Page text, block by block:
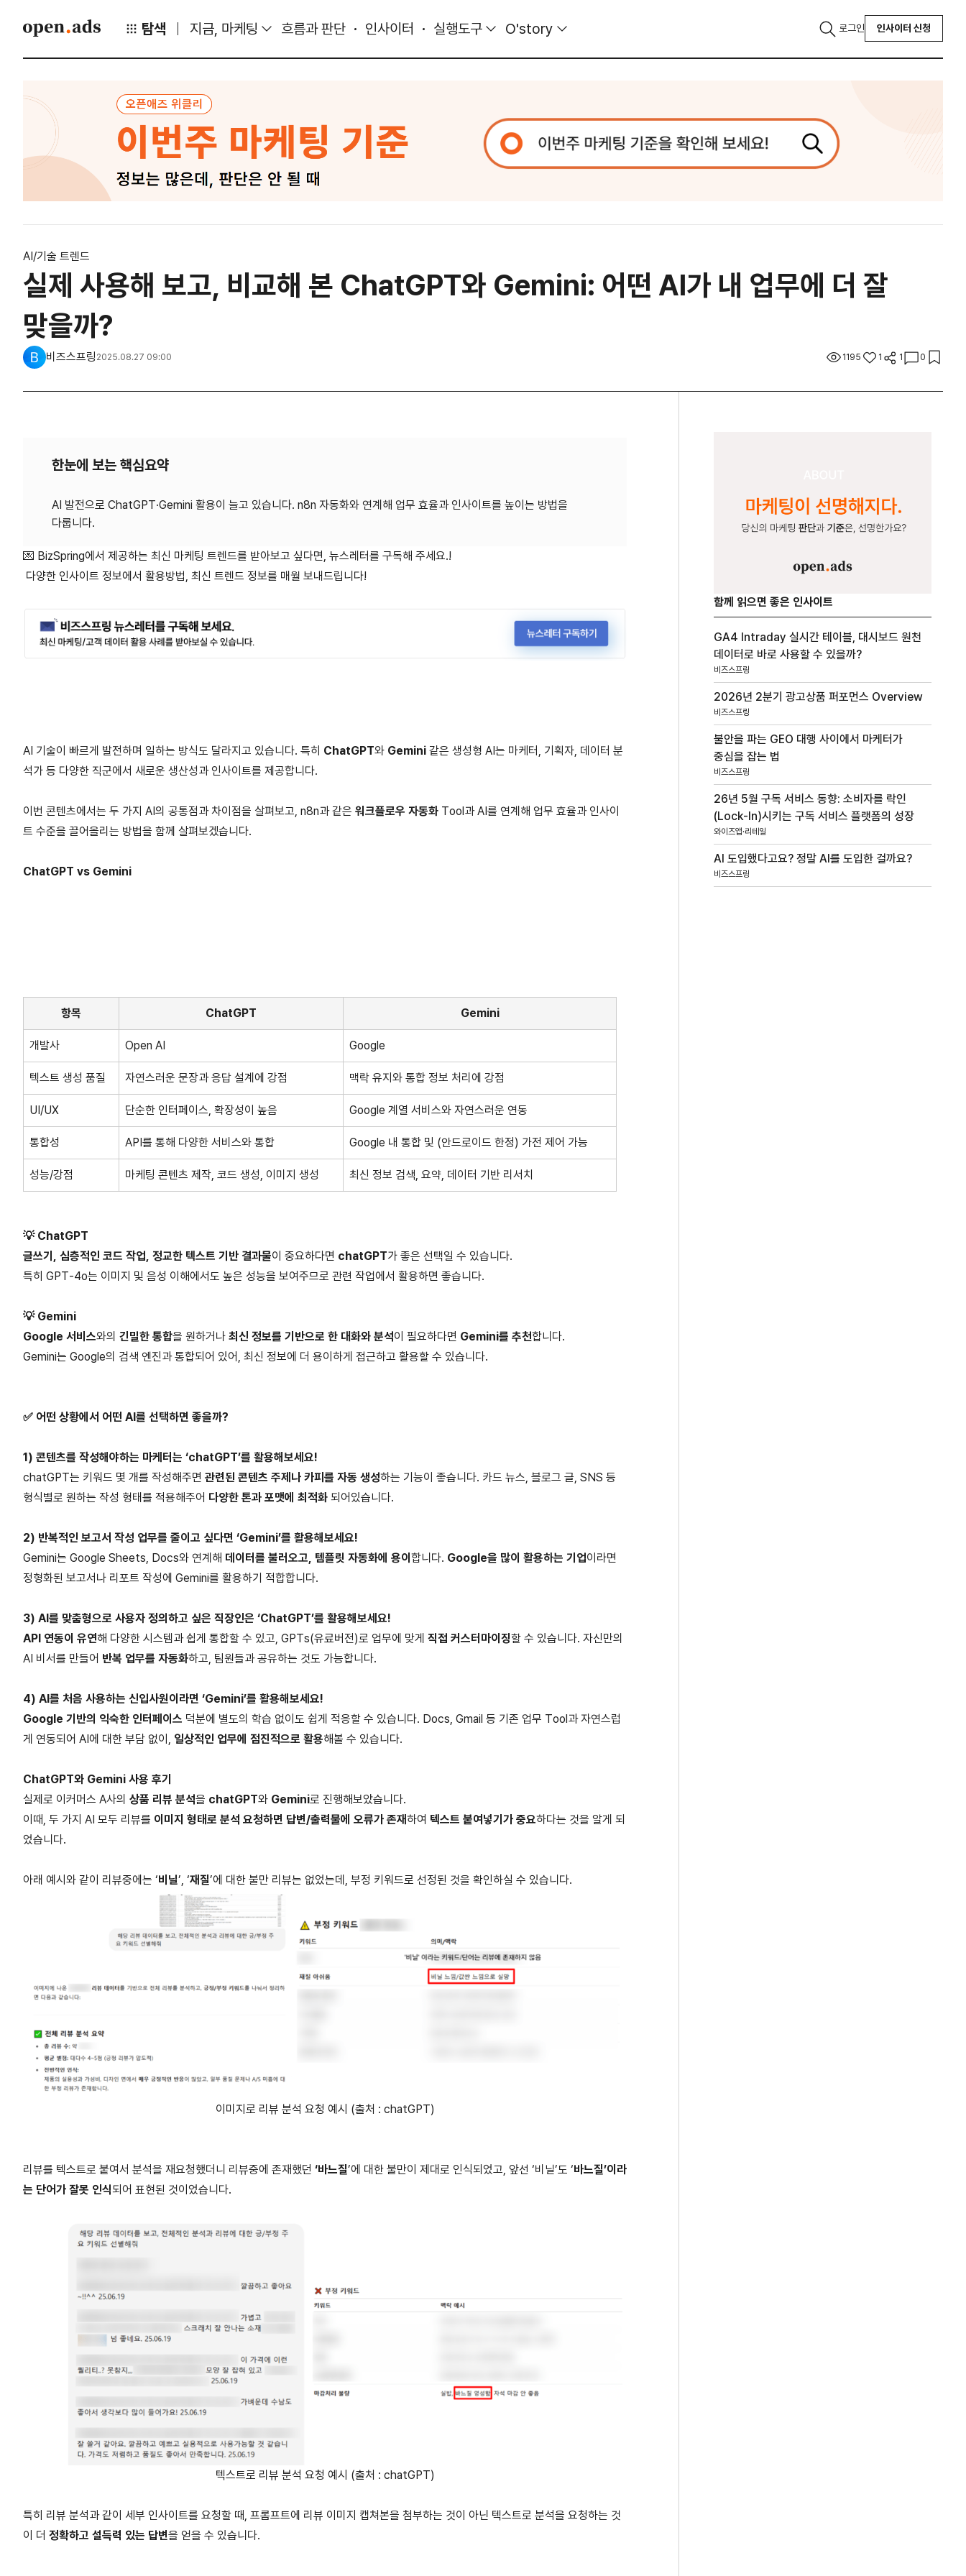
탐색 지금, 마케팅 흐름과 판단 인사이터 실행도구 O'story 로그인 인사이터 신청
AI/기술 트렌드
실제 사용해 보고, 비교해 본 ChatGPT와 Gemini: 어떤 AI가 내 업무에 더 잘
맞을까?
비즈스프링 2025.08.27 09:00 1195 1 1 0
한눈에 보는 핵심요약
AI 발전으로 ChatGPT·Gemini 활용이 늘고 있습니다. n8n 자동화와 연계해 업무 효율과 인사이트를 높이는 방법을
💌 BizSpring에서 제공하는 최신 마케팅 트렌드를 받아보고 싶다면, 뉴스레터를 구독해 주세요.!
다양한 인사이트 정보에서 활용방법, 최신 트렌드 정보를 매월 보내드립니다!
AI 기술이 빠르게 발전하며 일하는 방식도 달라지고 있습니다. 특히 ChatGPT와 Gemini 같은 생성형 AI는 마케터, 기획자, 데이터 분
석가 등 다양한 직군에서 새로운 생산성과 인사이트를 제공합니다.
이번 콘텐츠에서는 두 가지 AI의 공통점과 차이점을 살펴보고, n8n과 같은 워크플로우 자동화 Tool과 AI를 연계해 업무 효율과 인사이
트 수준을 끌어올리는 방법을 함께 살펴보겠습니다.
ChatGPT vs Gemini
항목 ChatGPT Gemini
개발사 Open AI Google
텍스트 생성 품질 자연스러운 문장과 응답 설계에 강점 맥락 유지와 통합 정보 처리에 강점
UI/UX 단순한 인터페이스, 확장성이 높음 Google 계열 서비스와 자연스러운 연동
통합성 API를 통해 다양한 서비스와 통합 Google 내 통합 및 (안드로이드 한정) 가전 제어 가능
성능/강점 마케팅 콘텐츠 제작, 코드 생성, 이미지 생성 최신 정보 검색, 요약, 데이터 기반 리서치
💡 ChatGPT
글쓰기, 심층적인 코드 작업, 정교한 텍스트 기반 결과물이 중요하다면 chatGPT가 좋은 선택일 수 있습니다.
특히 GPT-4o는 이미지 및 음성 이해에서도 높은 성능을 보여주므로 관련 작업에서 활용하면 좋습니다.
💡 Gemini
Google 서비스와의 긴밀한 통합을 원하거나 최신 정보를 기반으로 한 대화와 분석이 필요하다면 Gemini를 추천합니다.
Gemini는 Google의 검색 엔진과 통합되어 있어, 최신 정보에 더 용이하게 접근하고 활용할 수 있습니다.
✅ 어떤 상황에서 어떤 AI를 선택하면 좋을까?
1) 콘텐츠를 작성해야하는 마케터는 ‘chatGPT’를 활용해보세요!
chatGPT는 키워드 몇 개를 작성해주면 관련된 콘텐츠 주제나 카피를 자동 생성하는 기능이 좋습니다. 카드 뉴스, 블로그 글, SNS 등
형식별로 원하는 작성 형태를 적용해주어 다양한 톤과 포맷에 최적화 되어있습니다.
2) 반복적인 보고서 작성 업무를 줄이고 싶다면 ‘Gemini’를 활용해보세요!
Gemini는 Google Sheets, Docs와 연계해 데이터를 불러오고, 템플릿 자동화에 용이 합니다. Google을 많이 활용하는 기업이라면
정형화된 보고서나 리포트 작성에 Gemini를 활용하기 적합합니다.
3) AI를 맞춤형으로 사용자 정의하고 싶은 직장인은 ‘ChatGPT’를 활용해보세요!
API 연동이 유연해 다양한 시스템과 쉽게 통합할 수 있고, GPTs(유료버전)로 업무에 맞게 직접 커스터마이징할 수 있습니다. 자신만의
AI 비서를 만들어 반복 업무를 자동화하고, 팀원들과 공유하는 것도 가능합니다.
4) AI를 처음 사용하는 신입사원이라면 ‘Gemini’를 활용해보세요!
Google 기반의 익숙한 인터페이스 덕분에 별도의 학습 없이도 쉽게 적응할 수 있습니다. Docs, Gmail 등 기존 업무 Tool과 자연스럽
게 연동되어 AI에 대한 부담 없이, 일상적인 업무에 점진적으로 활용해볼 수 있습니다.
ChatGPT와 Gemini 사용 후기
실제로 이커머스 A사의 상품 리뷰 분석을 chatGPT와 Gemini로 진행해보았습니다.
이때, 두 가지 AI 모두 리뷰를 이미지 형태로 분석 요청하면 답변/출력물에 오류가 존재하여 텍스트 붙여넣기가 중요하다는 것을 알게 되
었습니다.
아래 예시와 같이 리뷰중에는 ‘비닐’, ‘재질’에 대한 불만 리뷰는 없었는데, 부정 키워드로 선정된 것을 확인하실 수 있습니다.
이미지로 리뷰 분석 요청 예시 (출처 : chatGPT)
리뷰를 텍스트로 붙여서 분석을 재요청했더니 리뷰중에 존재했던 ‘바느질’에 대한 불만이 제대로 인식되었고, 앞선 ‘비닐’도 ‘바느질’이라
는 단어가 잘못 인식되어 표현된 것이었습니다.
텍스트로 리뷰 분석 요청 예시 (출처 : chatGPT)
특히 리뷰 분석과 같이 세부 인사이트를 요청할 때, 프롬프트에 리뷰 이미지 캡쳐본을 첨부하는 것이 아닌 텍스트로 분석을 요청하는 것
이 더 정확하고 설득력 있는 답변을 얻을 수 있습니다.
함께 읽으면 좋은 인사이트
GA4 Intraday 실시간 테이블, 대시보드 원천
데이터로 바로 사용할 수 있을까?
비즈스프링
2026년 2분기 광고상품 퍼포먼스 Overview
비즈스프링
불안을 파는 GEO 대행 사이에서 마케터가
중심을 잡는 법
비즈스프링
26년 5월 구독 서비스 동향: 소비자를 락인
(Lock-In)시키는 구독 서비스 플랫폼의 성장
와이즈앱·리테일
AI 도입했다고요? 정말 AI를 도입한 걸까요?
비즈스프링